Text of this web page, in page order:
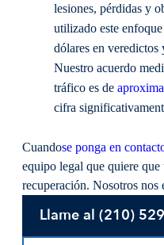
lesiones, pérdidas y
utilizado este
dólares en veredictos
Nuestro acuerdo
tráfico es de
cifra
Cuandose ponga en
equipo legal que quiere que
recuperación. Nosotros nos
Llame al (210)